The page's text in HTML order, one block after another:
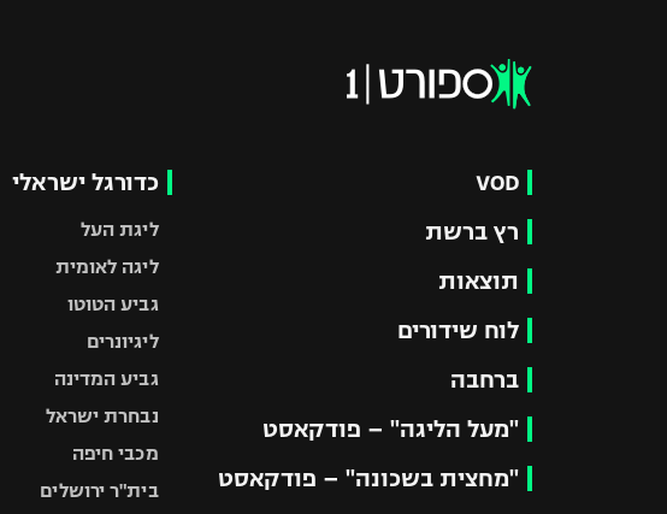
VOD
רץ ברשת
תוצאות
לוח שידורים
ברחבה
"מעל הליגה" – פודקאסט
"מחצית בשכונה" – פודקאסט
כדורגל ישראלי
ליגת העל
ליגה לאומית
גביע הטוטו
ליגיונרים
גביע המדינה
נבחרת ישראל
מכבי חיפה
בית"ר ירושלים